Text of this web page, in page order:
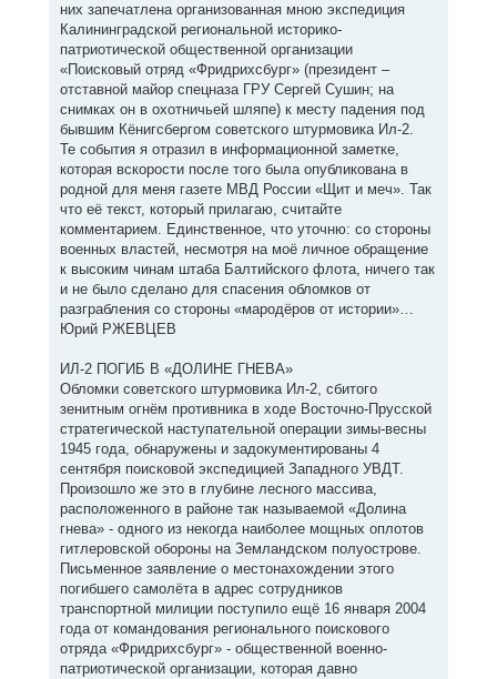
и
е
них запечатлена организованная мною экспедиция
Калининградской региональной историко-
патриотической общественной организации
«Поисковый отряд «Фридрихсбург» (президент –
отставной майор спецназа ГРУ Сергей Сушин; на
снимках он в охотничьей шляпе) к месту падения под
бывшим Кёнигсбергом советского штурмовика Ил-2.
Те события я отразил в информационной заметке,
которая вскорости после того была опубликована в
родной для меня газете МВД России «Щит и меч». Так
что её текст, который прилагаю, считайте
комментарием. Единственное, что уточню: со стороны
военных властей, несмотря на моё личное обращение
к высоким чинам штаба Балтийского флота, ничего так
и не было сделано для спасения обломков от
разграбления со стороны «мародёров от истории»…
Юрий РЖЕВЦЕВ
ИЛ-2 ПОГИБ В «ДОЛИНЕ ГНЕВА»
Обломки советского штурмовика Ил-2, сбитого
зенитным огнём противника в ходе Восточно-Прусской
стратегической наступательной операции зимы-весны
1945 года, обнаружены и задокументированы 4
сентября поисковой экспедицией Западного УВДТ.
Произошло же это в глубине лесного массива,
расположенного в районе так называемой «Долина
гнева» - одного из некогда наиболее мощных оплотов
гитлеровской обороны на Земландском полуострове.
Письменное заявление о местонахождении этого
погибшего самолёта в адрес сотрудников
транспортной милиции поступило ещё 16 января 2004
года от командования регионального поискового
отряда «Фридрихсбург» - общественной военно-
патриотической организации, которая давно